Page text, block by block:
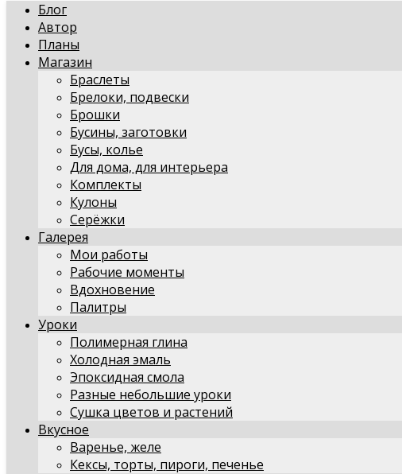
Блог
Автор
Планы
Магазин
Браслеты
Брелоки, подвески
Брошки
Бусины, заготовки
Бусы, колье
Для дома, для интерьера
Комплекты
Кулоны
Серёжки
Галерея
Мои работы
Рабочие моменты
Вдохновение
Палитры
Уроки
Полимерная глина
Холодная эмаль
Эпоксидная смола
Разные небольшие уроки
Сушка цветов и растений
Вкусное
Варенье, желе
Кексы, торты, пироги, печенье